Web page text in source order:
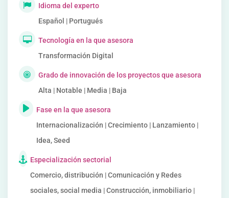
Idioma del experto
Español | Portugués
Tecnología en la que asesora
Transformación Digital
Grado de innovación de los proyectos que asesora
Alta | Notable | Media | Baja
Fase en la que asesora
Internacionalización | Crecimiento | Lanzamiento |
Idea, Seed
Especialización sectorial
Comercio, distribución | Comunicación y Redes
sociales, social media | Construcción, inmobiliario |